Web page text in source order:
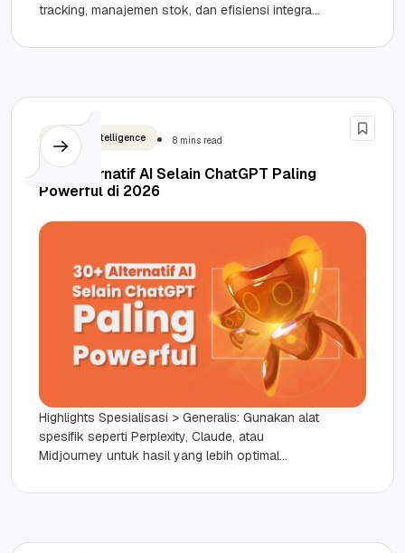
tracking, manajemen stok, dan efisiensi integrasi
lokal...
Artificial Intelligence 8 mins read
30+ Alternatif AI Selain ChatGPT Paling
Powerful di 2026
Highlights Spesialisasi > Generalis: Gunakan alat
spesifik seperti Perplexity, Claude, atau
Midjourney untuk hasil yang lebih optimal
Kunci: Lindungi...